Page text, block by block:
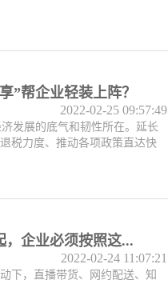
”帮企业轻装上阵？
2022-02-25 09:57:49
发展的底气和韧性所在。延长
税力度、推动各项政策直达快
，企业必须按照这...
2022-02-24 11:07:21
下，直播带货、网约配送、知